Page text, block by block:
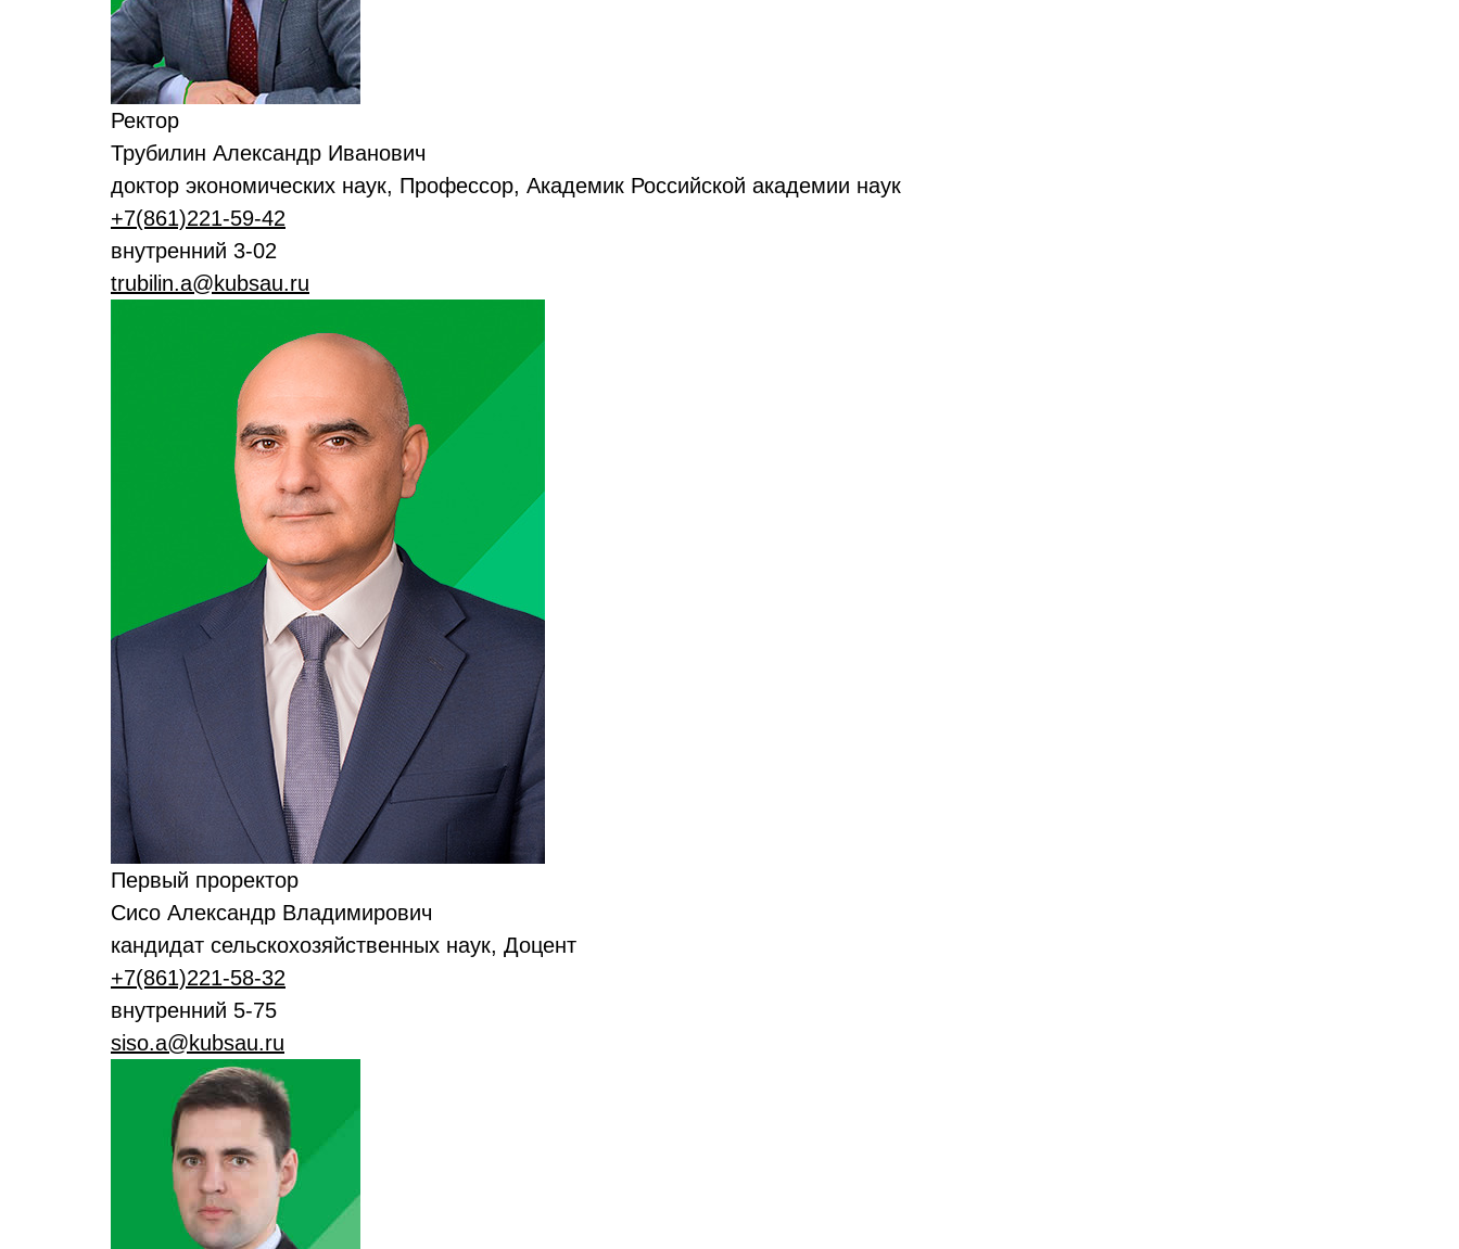
Ректор
Трубилин Александр Иванович
доктор экономических наук, Профессор, Академик Российской академии наук
+7(861)221-59-42
внутренний 3-02
trubilin.a@kubsau.ru
Первый проректор
Сисо Александр Владимирович
кандидат сельскохозяйственных наук, Доцент
+7(861)221-58-32
внутренний 5-75
siso.a@kubsau.ru